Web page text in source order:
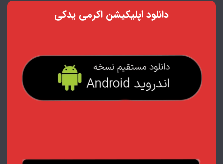
دانلود اپلیکیشن اکرمی یدکی